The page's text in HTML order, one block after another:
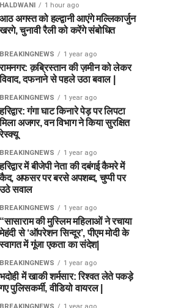
HALDWANI 1 hour ago
आठ अगस्त को हल्द्वानी आएंगे मल्लिकार्जुन
खरगे, चुनावी रैली को करेंगे संबोधित
BREAKINGNEWS 1 year ago
रामनगर: क़ब्रिस्तान की ज़मीन को लेकर
विवाद, दफनाने से पहले उठा बवाल |
BREAKINGNEWS 1 year ago
हरिद्वार: गंगा घाट किनारे पेड़ पर लिपटा
मिला अजगर, वन विभाग ने किया सुरक्षित
रेस्क्यू
BREAKINGNEWS 1 year ago
हरिद्वार में बीजेपी नेता की दबंगई कैमरे में
कैद, अफसर पर बरसे अपशब्द, चुप्पी पर
उठे सवाल
BREAKINGNEWS 1 year ago
“सासाराम की मुस्लिम महिलाओं ने रचाया
मेहंदी से ‘ऑपरेशन सिन्दूर’, पीएम मोदी के
स्वागत में गूंजा एकता का संदेश|
BREAKINGNEWS 1 year ago
भदोही में खाकी शर्मसार: रिश्वत लेते पकड़े
गए पुलिसकर्मी, वीडियो वायरल |
BREAKINGNEWS 1 year ago